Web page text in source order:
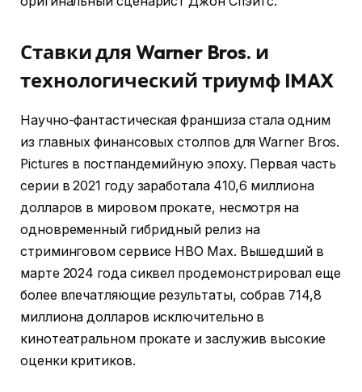
Ставки для Warner Bros. и
технологический триумф IMAX
Научно-фантастическая франшиза стала одним
из главных финансовых столпов для Warner Bros.
Pictures в постпандемийную эпоху. Первая часть
серии в 2021 году заработала 410,6 миллиона
долларов в мировом прокате, несмотря на
одновременный гибридный релиз на
стриминговом сервисе HBO Max. Вышедший в
марте 2024 года сиквел продемонстрировал еще
более впечатляющие результаты, собрав 714,8
миллиона долларов исключительно в
кинотеатральном прокате и заслужив высокие
оценки критиков.